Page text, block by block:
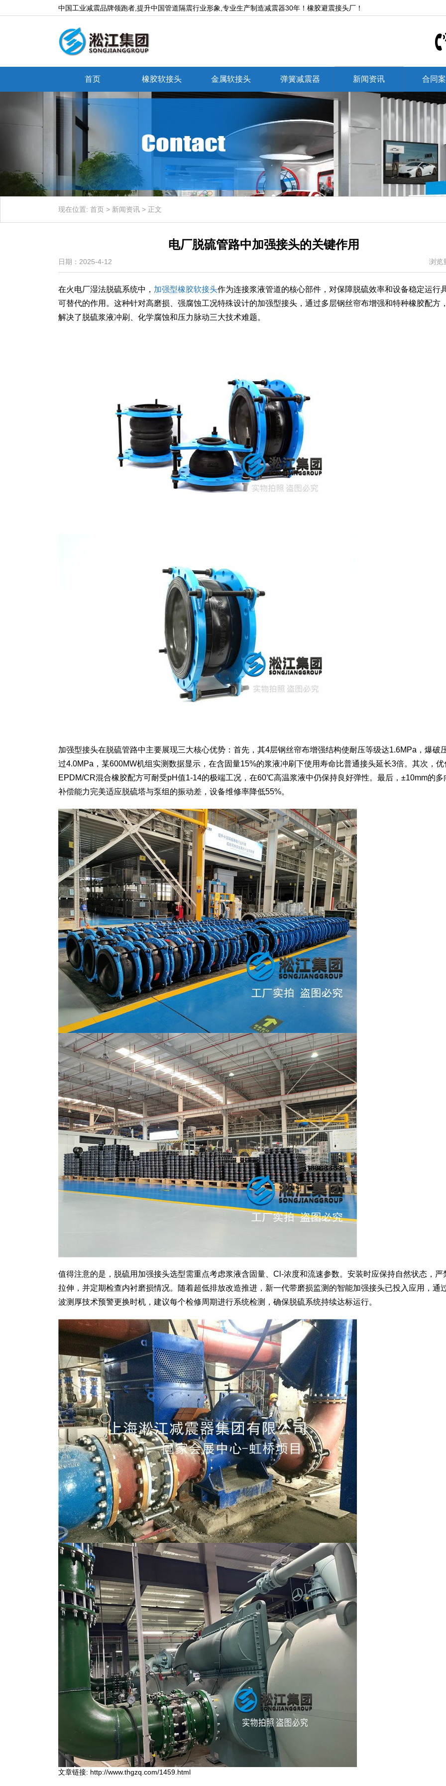
中国工业减震品牌领跑者,提升中国管道隔震行业形象,专业生产制造减震器30年！橡胶避震接头厂！
首页 橡胶软接头 金属软接头 弹簧减震器 新闻资讯 合同
现在位置: 首页 > 新闻资讯 > 正文
电厂脱硫管路中加强接头的关键作用
日期：2025-4-12 浏览
在火电厂湿法脱硫系统中， 加强型橡胶软接头作为连接浆液管道的核心部件，对保障脱硫效率和设备稳定运行
可替代的作用。这种针对高磨损、强腐蚀工况特殊设计的加强型接头，通过多层钢丝帘布增强和特种橡胶配方
解决了脱硫浆液冲刷、化学腐蚀和压力脉动三大技术难题。
加强型接头在脱硫管路中主要展现三大核心优势：首先，其4层钢丝帘布增强结构使耐压等级达1.6MPa，爆破
过4.0MPa，某600MW机组实测数据显示，在含固量15%的浆液冲刷下使用寿命比普通接头延长3倍。其次，优
EPDM/CR混合橡胶配方可耐受pH值1-14的极端工况，在60℃高温浆液中仍保持良好弹性。最后，±10mm的多
补偿能力完美适应脱硫塔与泵组的振动差，设备维修率降低55%。
值得注意的是，脱硫用加强接头选型需重点考虑浆液含固量、Cl-浓度和流速参数。安装时应保持自然状态，严
拉伸，并定期检查内衬磨损情况。随着超低排放改造推进，新一代带磨损监测的智能加强接头已投入应用，通
波测厚技术预警更换时机，建议每个检修周期进行系统检测，确保脱硫系统持续达标运行。
文章链接: http://www.thgzq.com/1459.html